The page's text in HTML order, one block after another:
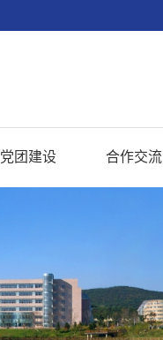
党团建设 合作交流